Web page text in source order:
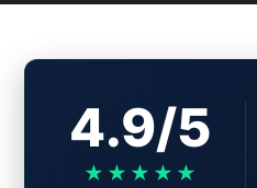
4.9/5
★★★★★